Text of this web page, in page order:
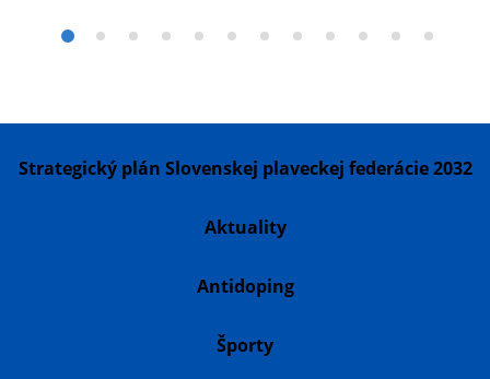
Strategický plán Slovenskej plaveckej federácie 2032
Aktuality
Antidoping
Športy